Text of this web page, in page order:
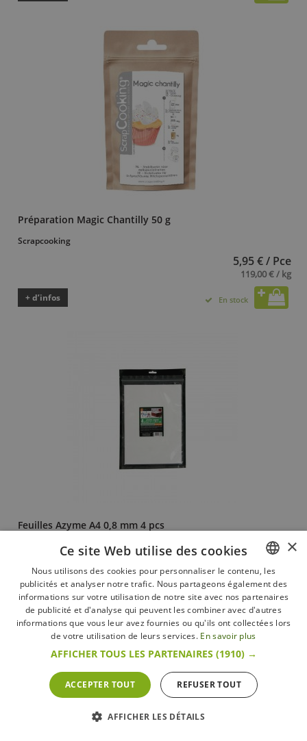
Préparation Magic Chantilly 50 g
Scrapcooking
5,95 € / Pce
119,00 € / kg
+ d’infos En stock
Feuilles Azyme A4 0,8 mm 4 pcs
5,95 € / Pce
119,00 € / kg
+ d’infos En stock
FRENCH
DUTCH
×
Ce site Web utilise des cookies
Nous utilisons des cookies pour personnaliser le contenu, les
publicités et analyser notre trafic. Nous partageons également des
informations sur votre utilisation de notre site avec nos partenaires
de publicité et d'analyse qui peuvent les combiner avec d'autres
informations que vous leur avez fournies ou qu'ils ont collectées lors
de votre utilisation de leurs services. En savoir plus
AFFICHER TOUS LES PARTENAIRES (1910) →
ACCEPTER TOUT REFUSER TOUT
AFFICHER LES DÉTAILS